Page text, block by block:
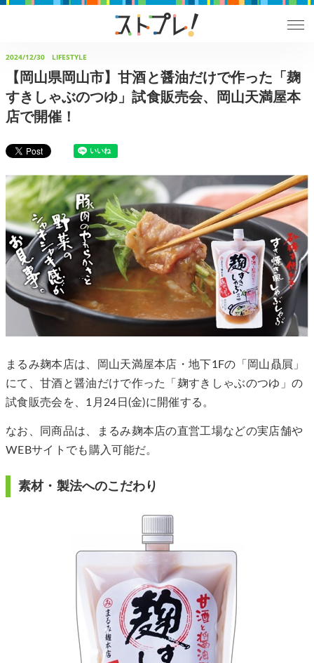
2024/12/30 LIFESTYLE
【岡山県岡山市】甘酒と醤油だけで作った「麹
すきしゃぶのつゆ」試食販売会、岡山天満屋本
店で開催！
まるみ麹本店は、岡山天満屋本店・地下1Fの「岡山贔屓」
にて、甘酒と醤油だけで作った「麹すきしゃぶのつゆ」の
試食販売会を、1月24日(金)に開催する。
なお、同商品は、まるみ麹本店の直営工場などの実店舗や
WEBサイトでも購入可能だ。
素材・製法へのこだわり